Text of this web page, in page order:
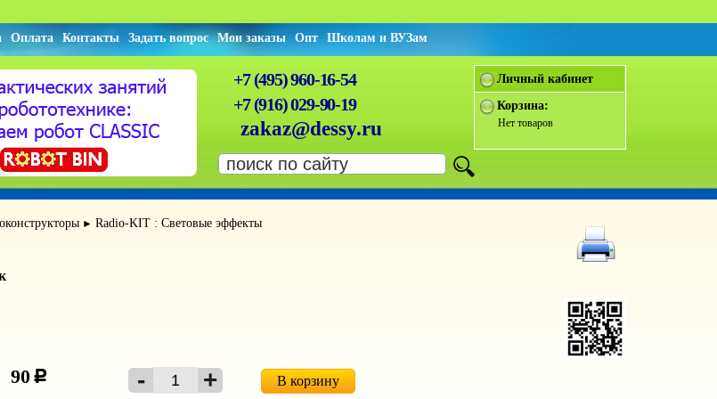
Оплата Контакты Задать вопрос Мои заказы Опт Школам и ВУЗам
+7 (495) 960-16-54
+7 (916) 029-90-19
zakaz@dessy.ru
Личный кабинет
Корзина:
Нет товаров
► Radio-KIT : Световые эффекты
90 c
В корзину